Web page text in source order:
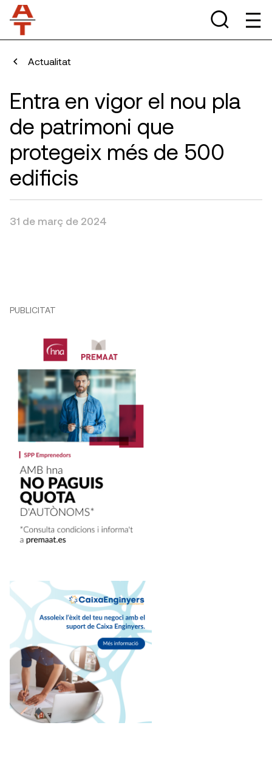
Actualitat
Entra en vigor el nou pla
de patrimoni que
protegeix més de 500
edificis
31 de març de 2024
PUBLICITAT